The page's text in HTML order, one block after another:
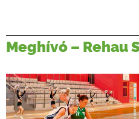
ONLINE
Meghívó – Rehau